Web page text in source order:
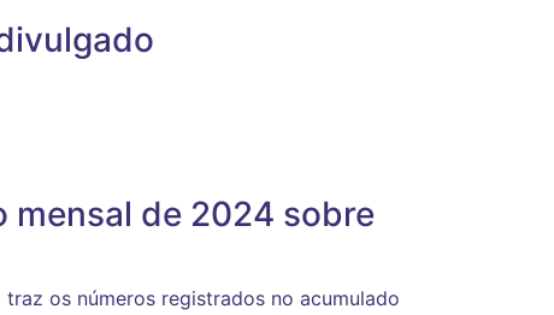
mensal de 2024 sobre
os números registrados no acumulado